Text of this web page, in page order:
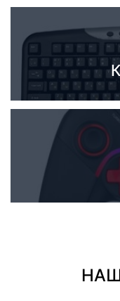
Наушники
Сетевое
Системы
Digital Signage
Видеонаблюдение
Компьютеры Fujitsu